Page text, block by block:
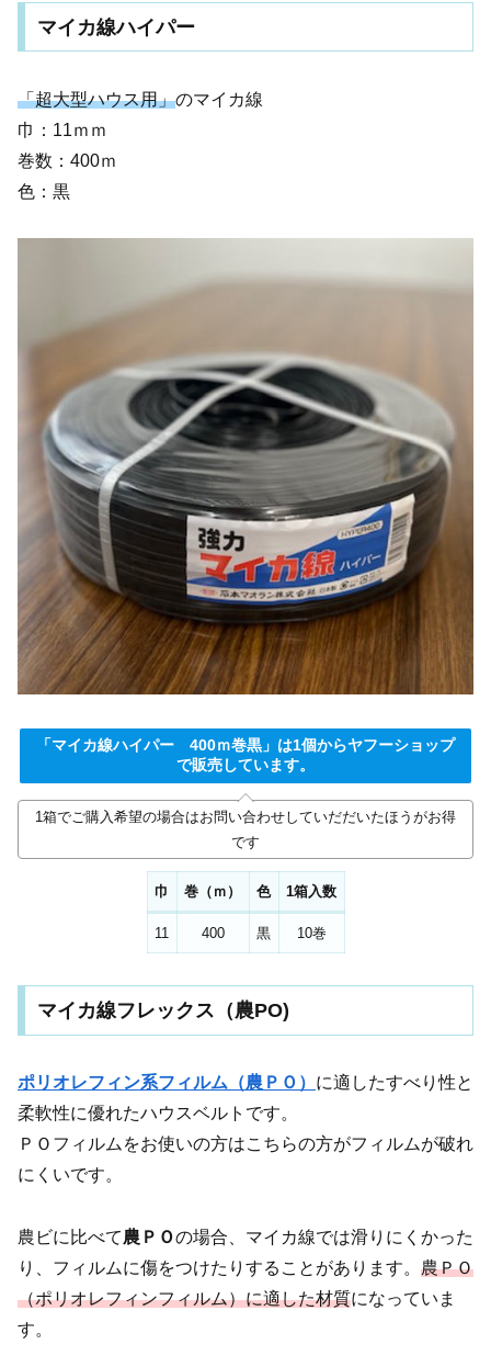
マイカ線ハイパー
「超大型ハウス用」のマイカ線
巾：11ｍｍ
巻数：400ｍ
色：黒
「マイカ線ハイパー 400ｍ巻黒」は1個からヤフーショップ
で販売しています。
1箱でご購入希望の場合はお問い合わせしていだだいたほうがお得
です
巾 巻（ｍ） 色 1箱入数
11 400 黒 10巻
マイカ線フレックス（農PO)
ポリオレフィン系フィルム（農ＰＯ） に適したすべり性と
柔軟性に優れたハウスベルトです。
ＰＯフィルムをお使いの方はこちらの方がフィルムが破れ
にくいです。
農ビに比べて農ＰＯの場合、マイカ線では滑りにくかった
り、フィルムに傷をつけたりすることがあります。 農ＰＯ
（ポリオレフィンフィルム）に適した材質になっていま
す。